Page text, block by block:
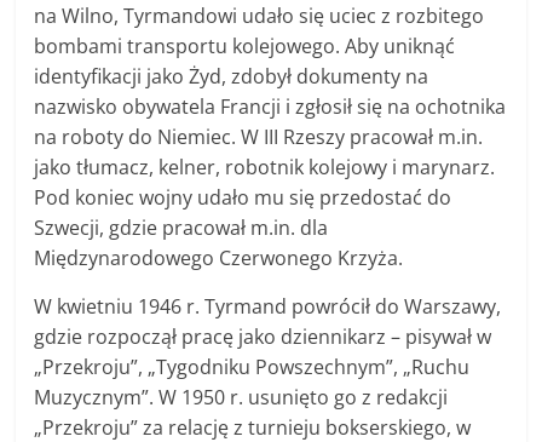
na Wilno, Tyrmandowi udało się uciec z rozbitego
bombami transportu kolejowego. Aby uniknąć
identyfikacji jako Żyd, zdobył dokumenty na
nazwisko obywatela Francji i zgłosił się na ochotnika
na roboty do Niemiec. W III Rzeszy pracował m.in.
jako tłumacz, kelner, robotnik kolejowy i marynarz.
Pod koniec wojny udało mu się przedostać do
Szwecji, gdzie pracował m.in. dla
Międzynarodowego Czerwonego Krzyża.
W kwietniu 1946 r. Tyrmand powrócił do Warszawy,
gdzie rozpoczął pracę jako dziennikarz – pisywał w
„Przekroju”, „Tygodniku Powszechnym”, „Ruchu
Muzycznym”. W 1950 r. usunięto go z redakcji
„Przekroju” za relację z turnieju bokserskiego, w